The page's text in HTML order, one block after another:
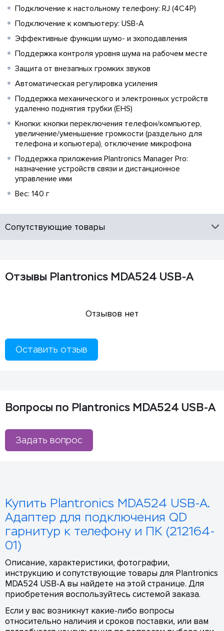
Подключение к настольному телефону: RJ (4C4P)
Подключение к компьютеру: USB-A
Эффективные функции шумо- и эхоподавления
Поддержка контроля уровня шума на рабочем месте
Защита от внезапных громких звуков
Автоматическая регулировка усиления
Поддержка механического и электронных устройств
удаленно поднятия трубки (EHS)
Кнопки: кнопки переключения телефон/компьютер,
увеличение/уменьшение громкости (раздельно для
телефона и копьютера), отключение микрофона
Поддержка приложения Plantronics Manager Pro:
назначение устройств связи и дистанционное
управление ими
Вес: 140 г
Сопутствующие товары
Отзывы Plantronics MDA524 USB-A
Отзывов нет
Оставить отзыв
Вопросы по Plantronics MDA524 USB-A
Задать вопрос
Купить Plantronics MDA524 USB-A.
Адаптер для подключения QD
гарнитур к телефону и ПК (212164-
01)
Описание, характеристики, фотографии,
инструкцию и сопутствующие товары для Plantronics
MDA524 USB-A вы найдете на этой странице. Для
приобретения воспользуйтесь системой заказа.
Если у вас возникнут какие-либо вопросы
относительно наличия и сроков поставки, или вам